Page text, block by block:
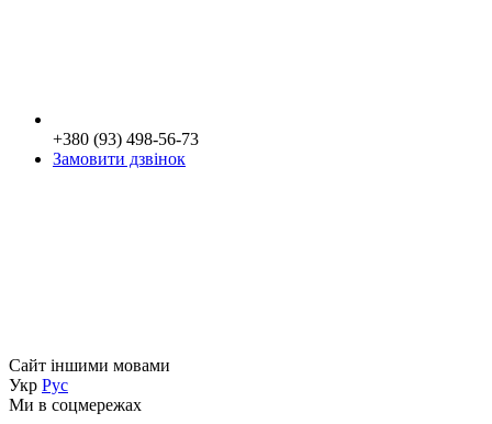
+380 (93) 498-56-73
Замовити дзвінок
Сайт іншими мовами
Укр Рус
Ми в соцмережах